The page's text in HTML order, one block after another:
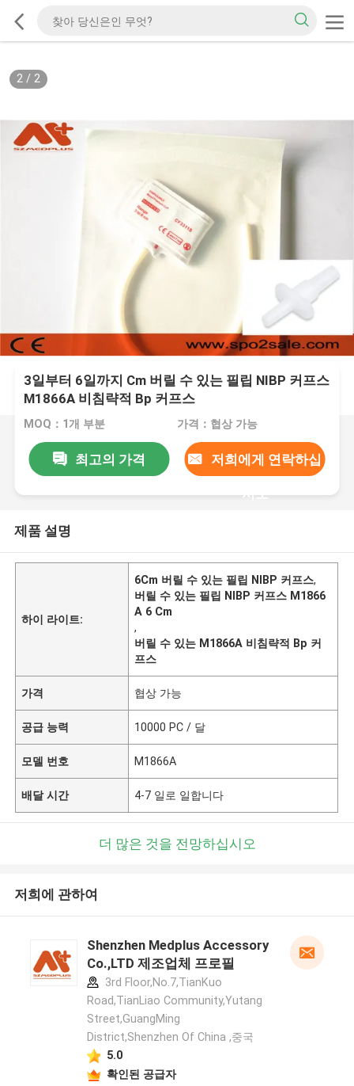
2/ 2
3일부터 6일까지 Cm 버릴 수 있는 필립 NIBP 커프스
M1866A 비침략적 Bp 커프스
MOQ：1개 부분 가격：협상 가능
최고의 가격 저희에게 연락하십
시오
제품 설명
하이 라이트:
6Cm 버릴 수 있는 필립 NIBP 커프스,
버릴 수 있는 필립 NIBP 커프스 M1866
A 6 Cm
,
버릴 수 있는 M1866A 비침략적 Bp 커
프스
가격 협상 가능
공급 능력 10000 PC / 달
모델 번호 M1866A
배달 시간 4-7 일로 일합니다
더 많은 것을 전망하십시오
저희에 관하여
Shenzhen Medplus Accessory
Co.,LTD 제조업체 프로필
3rd Floor,No.7,TianKuo
Road,TianLiao Community,Yutang
Street,GuangMing
District,Shenzhen Of China ,중국
5.0
확인된 공급자